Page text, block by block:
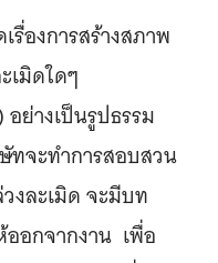
องการสร้างสภาพ
เมิดใดๆ
ย่างเป็นรูปธรรม
ทจะทำการสอบสวน
งละเมิด จะมีบท
อกจากงาน เพื่อ